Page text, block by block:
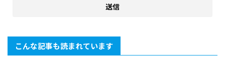
こんな記事も読まれています